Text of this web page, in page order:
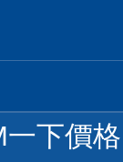
一下價